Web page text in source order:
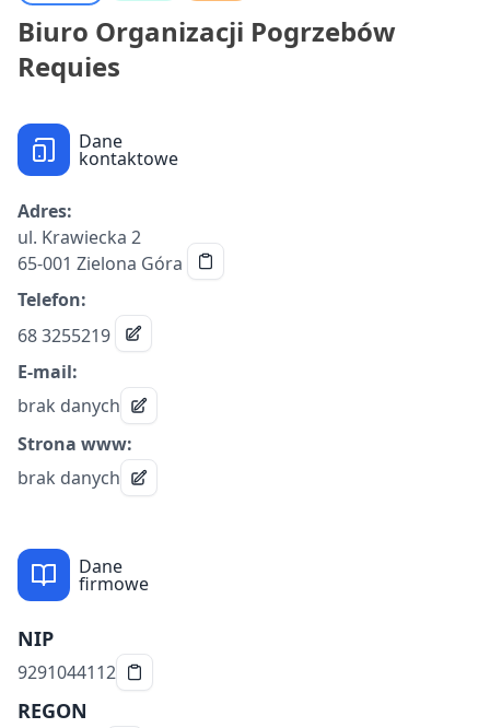
Biuro Organizacji Pogrzebów
Requies
Dane
kontaktowe
Adres:
ul. Krawiecka 2
65-001 Zielona Góra
Telefon:
68 3255219
E-mail:
brak danych
Strona www:
brak danych
Dane
firmowe
NIP
9291044112
REGON